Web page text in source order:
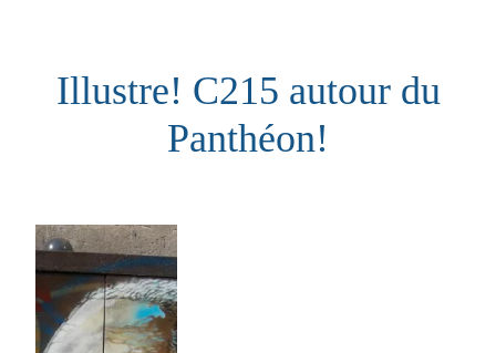
contenuIllustre! C215 autour du
Panthéon!